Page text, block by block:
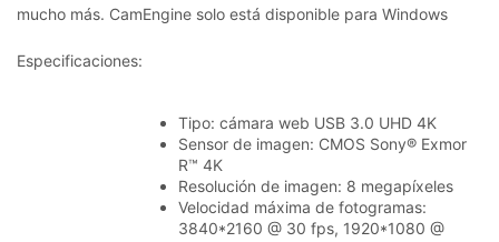
mucho más. CamEngine solo está disponible para Windows
Especificaciones:
Tipo: cámara web USB 3.0 UHD 4K
Sensor de imagen: CMOS Sony® Exmor
R™ 4K
Resolución de imagen: 8 megapíxeles
Velocidad máxima de fotogramas:
3840*2160 @ 30 fps, 1920*1080 @